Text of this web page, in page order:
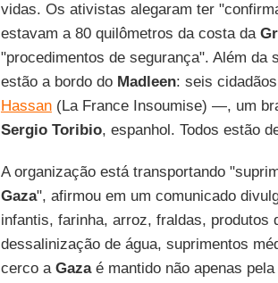
vidas. Os ativistas alegaram ter
estavam a 80 quilômetros da costa da
"procedimentos de segurança". Além da
estão a bordo do Madleen: seis
Hassan(La France Insoumise) —, um
Sergio Toribio, espanhol. Todos estão
A organização está transportando
Gaza", afirmou em um comunicado
infantis, farinha, arroz, fraldas, produtos
dessalinização de água, suprimentos
cerco a Gazaé mantido não apenas